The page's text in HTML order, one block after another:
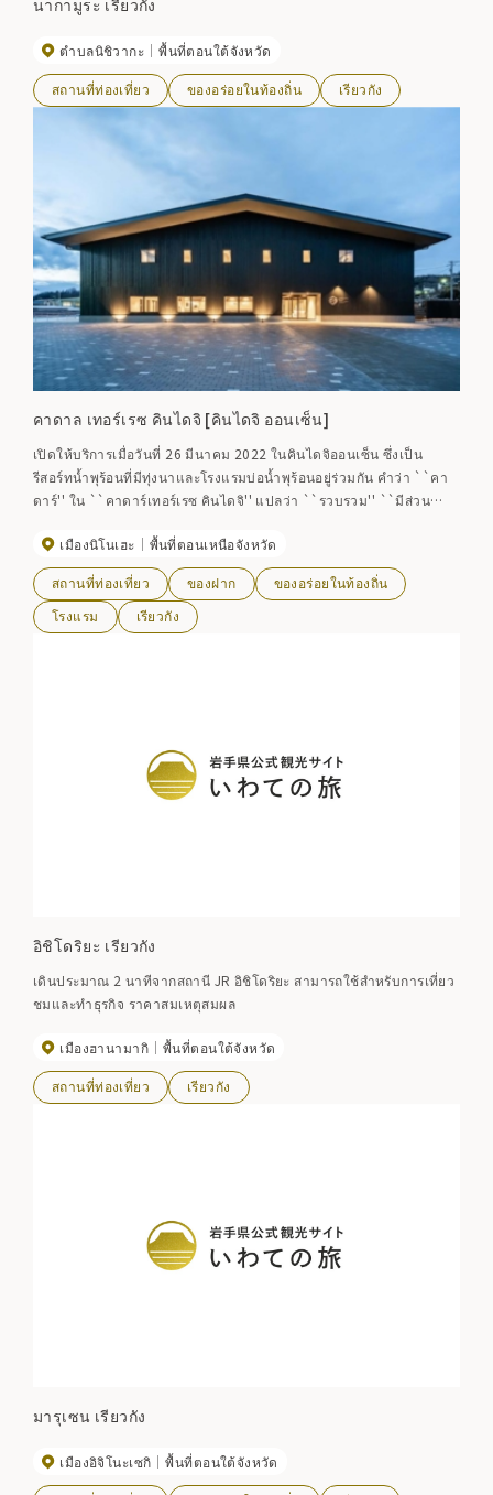
ตำบลนิชิวากะ พื้นที่ตอนใต้จังหวัด
สถานที่ท่องเที่ยว ของอร่อยในท้องถิ่น เรียวกัง
คาดาล เทอร์เรซ คินไดจิ [คินไดจิ ออนเซ็น]
เปิดให้บริการเมื่อวันที่ 26 มีนาคม 2022 ในคินไดจิออนเซ็น ซึ่งเป็น
รีสอร์ทน้ำพุร้อนที่มีทุ่งนาและโรงแรมบ่อน้ำพุร้อนอยู่ร่วมกัน คำว่า ``คา
ดาร์'' ใน ``คาดาร์เทอร์เรซ คินไดจิ'' แปลว่า ``รวบรวม'' ``มีส่วน
เราที่จะให้ที่นี่เป็นสถานที่ ที่คนในท้องถิ่นมารวมตัวกันและนักเดินทางพูด
คุยกันเป็นอันเสร็จสิ้น นอกจากบ่อน้ำพุร้อนและที่พักแล้ว ที่นี่ยังเป็นสถานที่
ที่ซับซ้อนที่รวบรวมสระว่ายน้ำ ดาดฟ้า และสวนสาธารณะย่านคินไดจิ
เข้าด้วยกัน เพื่อทำให้พื้นที่มีชีวิตชีวา
เมืองนิโนเฮะ พื้นที่ตอนเหนือจังหวัด
สถานที่ท่องเที่ยว ของฝาก
ของอร่อยในท้องถิ่น
โรงแรม
เรียวกัง
อิชิโดริยะ เรียวกัง
เดินประมาณ 2 นาทีจากสถานี JR อิชิโดริยะ สามารถใช้สำหรับการเที่ยว
ชมและทำธุรกิจ ราคาสมเหตุสมผล
เมืองฮานามากิ พื้นที่ตอนใต้จังหวัด
สถานที่ท่องเที่ยว เรียวกัง
มารุเซน เรียวกัง
เมืองอิจิโนะเซกิ พื้นที่ตอนใต้จังหวัด